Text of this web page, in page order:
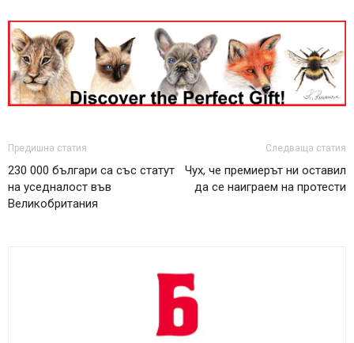
Предишна статия
230 000 българи са със статут
на уседналост във
Великобритания
Следваща статия
Чух, че премиерът ни оставил
да се наиграем на протести